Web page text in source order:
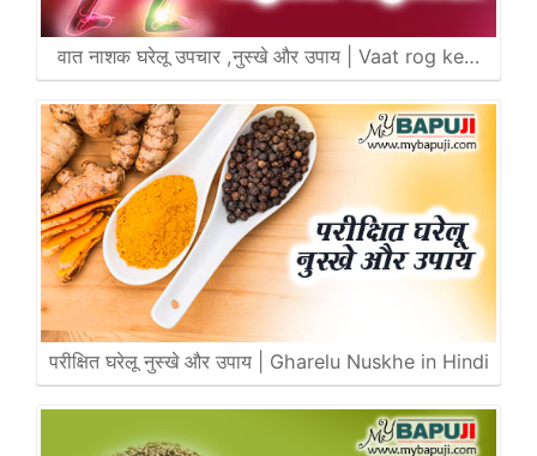
वात नाशक घरेलू उपचार ,नुस्खे और उपाय | Vaat rog ke…
परीक्षित घरेलू नुस्खे और उपाय | Gharelu Nuskhe in Hindi